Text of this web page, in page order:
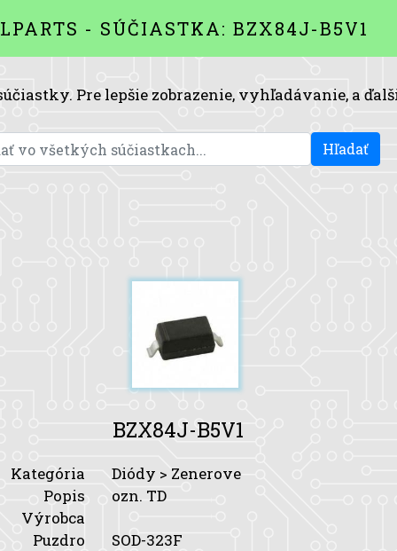
- SÚČIASTKA: BZX84J-B5V1
Pre lepšie zobrazenie, vyhľadávanie, a
Hľadať
BZX84J-B5V1
Kategória
Diódy > Zenerove
Popis
ozn. TD
Výrobca
Puzdro
SOD-323F